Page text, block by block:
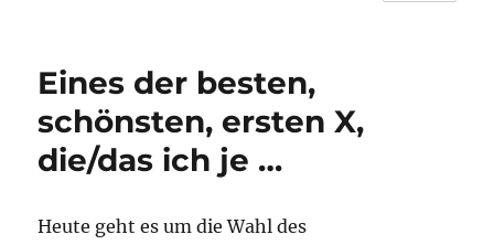
Eines der besten,
schönsten, ersten X,
die/das ich je …
Heute geht es um die Wahl des